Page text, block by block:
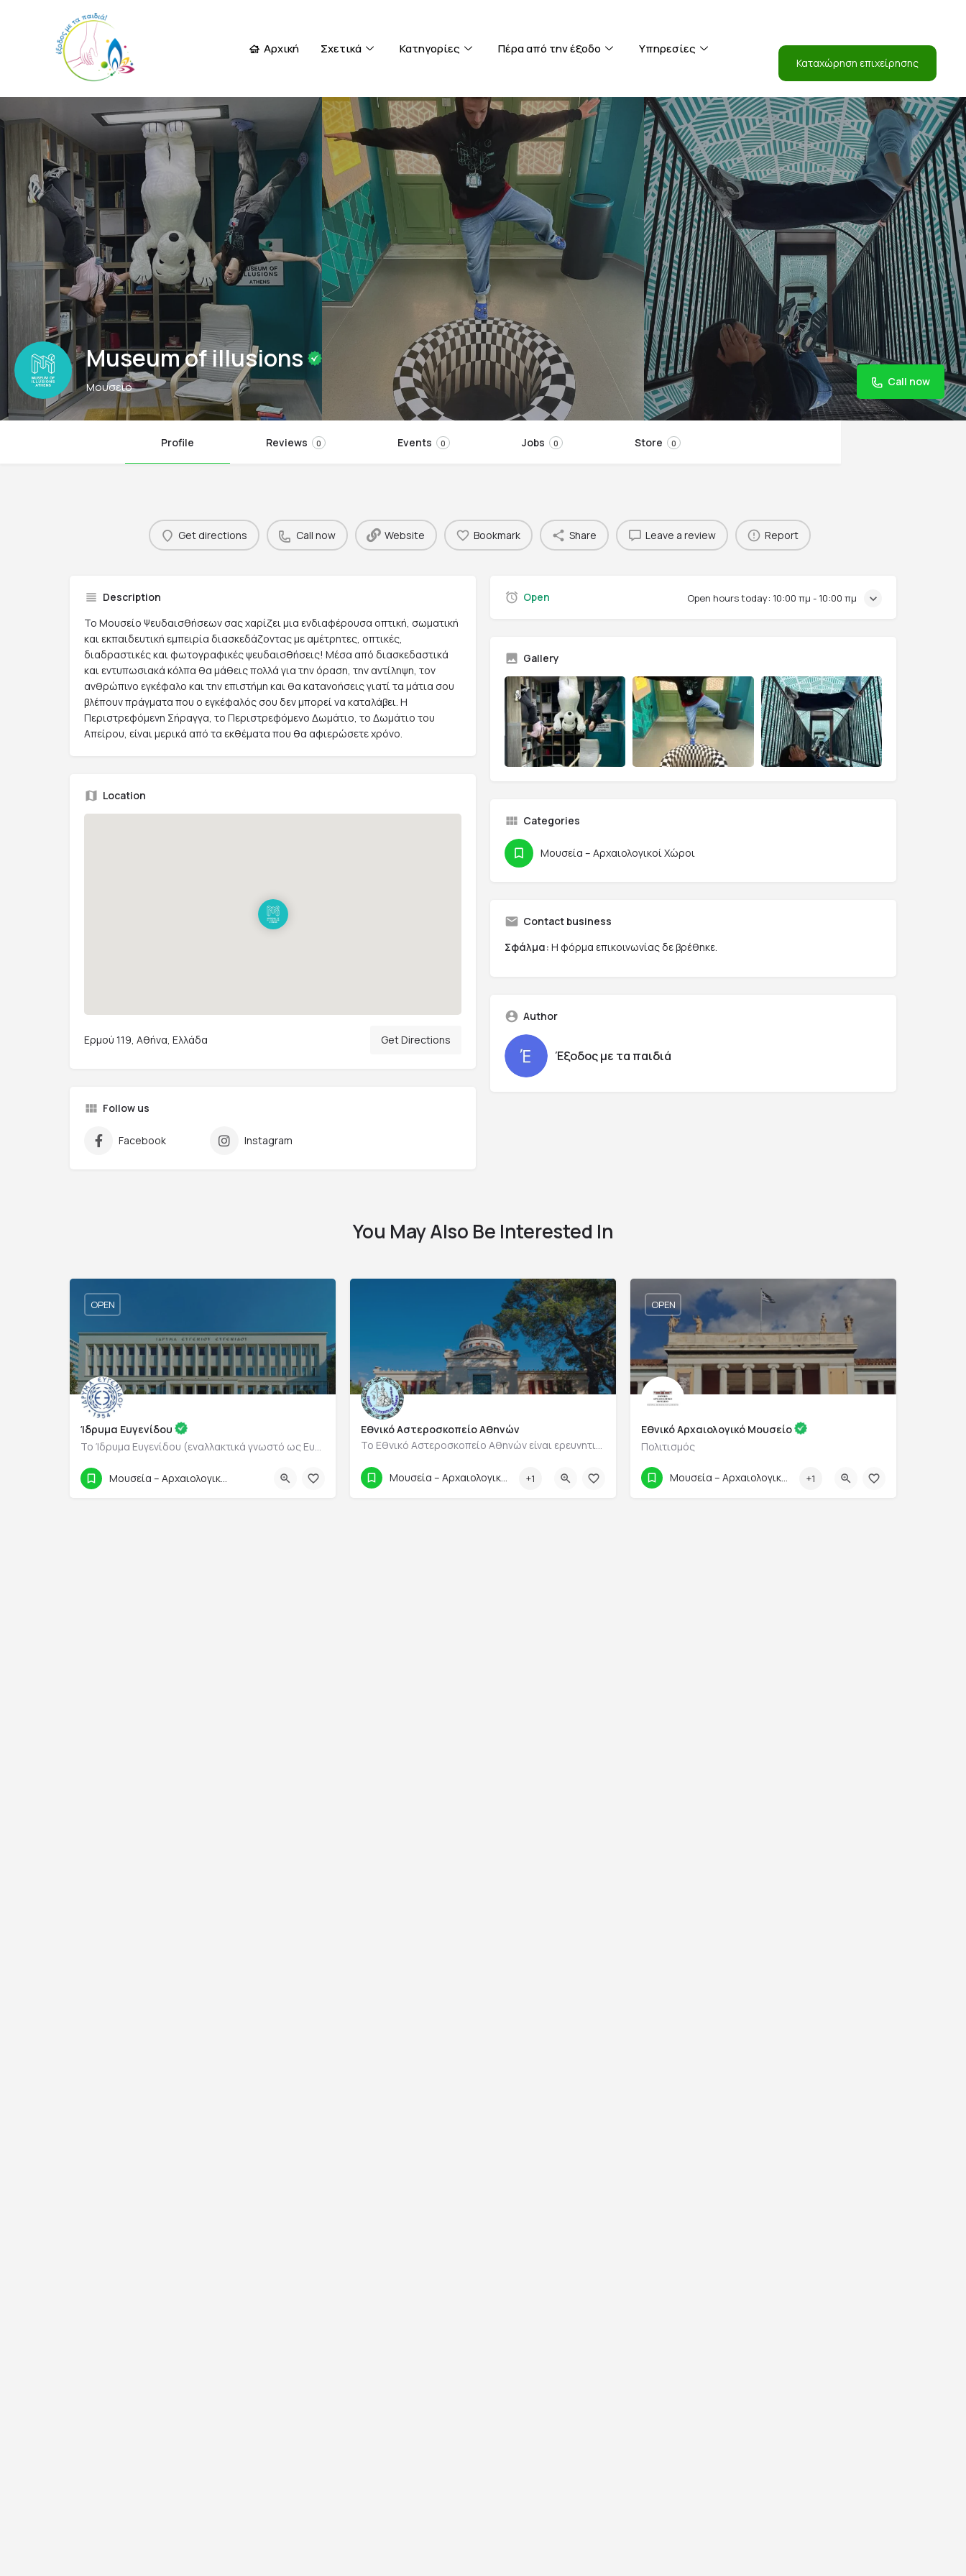
Αρχική Σχετικά Κατηγορίες Πέρα από την έξοδο Υπηρεσίες
Καταχώρηση επιχείρησης
Museum of illusions
Μουσείο Call now
Profile Reviews 0 Events 0 Jobs 0 Store 0
Get directions Call now Website Bookmark Share Leave a review Report
Description
Το Μουσείο Ψευδαισθήσεων σας χαρίζει μια ενδιαφέρουσα οπτική, σωματική
και εκπαιδευτική εμπειρία διασκεδάζοντας με αμέτρητες, οπτικές,
διαδραστικές και φωτογραφικές ψευδαισθήσεις! Μέσα από διασκεδαστικά
και εντυπωσιακά κόλπα θα μάθεις πολλά για την όραση, την αντίληψη, τον
ανθρώπινο εγκέφαλο και την επιστήμη και θα κατανοήσεις γιατί τα μάτια σου
βλέπουν πράγματα που ο εγκέφαλός σου δεν μπορεί να καταλάβει. Η
Περιστρεφόμενη Σήραγγα, το Περιστρεφόμενο Δωμάτιο, το Δωμάτιο του
Απείρου, είναι μερικά από τα εκθέματα που θα αφιερώσετε χρόνο.
Location
Ερμού 119, Αθήνα, Ελλάδα Get Directions
Follow us
Facebook Instagram
Open Open hours today: 10:00 πμ - 10:00 πμ
Gallery
Categories
Μουσεία – Αρχαιολογικοί Χώροι
Contact business
Σφάλμα: Η φόρμα επικοινωνίας δε βρέθηκε.
Author
Έξοδος με τα παιδιά
You May Also Be Interested In
Ίδρυμα Ευγενίδου
Το Ίδρυμα Ευγενίδου (εναλλακτικά γνωστό ως Ευγενίδειο Ίδρυμα) είναι ένα εκπαιδευτικό κοινωφελές ίδρυμα, που…
210 9469600
Λεωφόρος Ανδρέα Συγγρού 387
OPEN
Εθνικό Αστεροσκοπείο Αθηνών
Το Εθνικό Αστεροσκοπείο Αθηνών είναι ερευνητικό κέντρο στην Αθήνα και αστεροσκοπείο, αποτελεί Νομικό Πρόσωπο…
2103490000
+1
Εθνικό Αρχαιολογικό Μουσείο
Πολιτισμός
2132144800 & 2132144856
28ης Οκτωβρίου 44
OPEN
+1